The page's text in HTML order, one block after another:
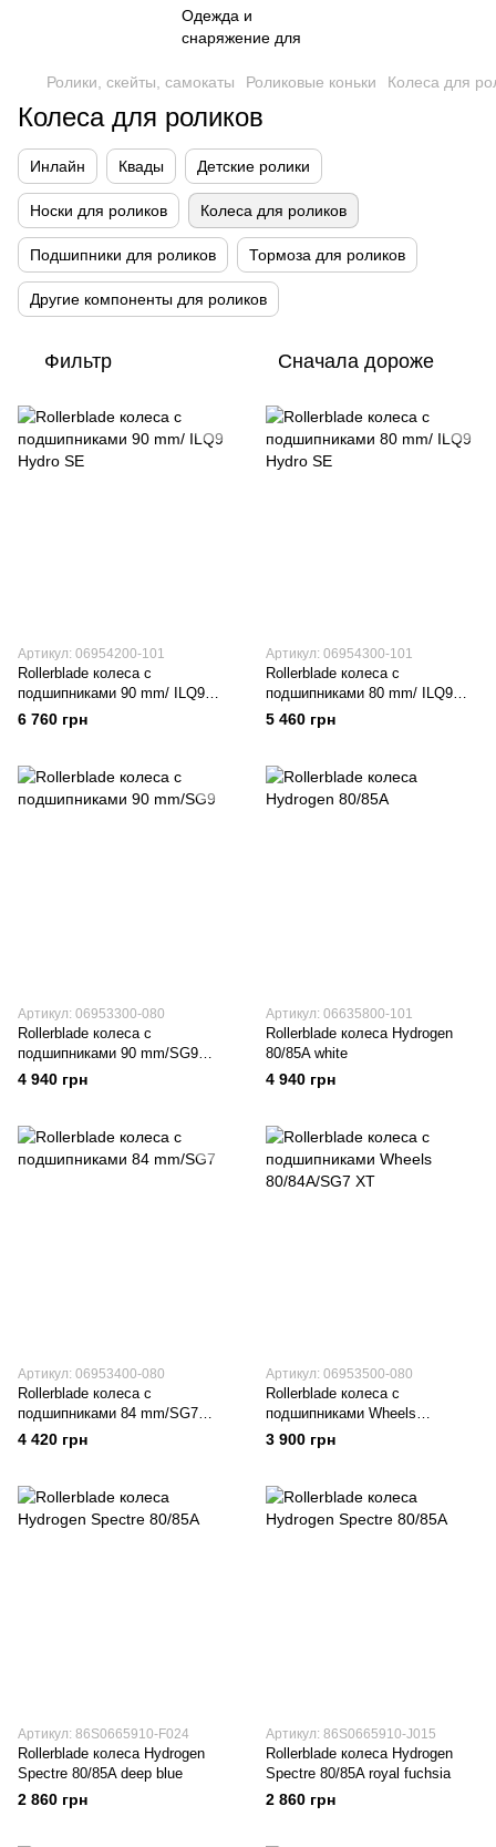
Ролики, скейты, самокаты Роликовые коньки Колеса для
Колеса для роликов
Инлайн Квады Детские ролики
Носки для роликов Колеса для роликов
Подшипники для роликов Тормоза для роликов
Другие компоненты для роликов
Фильтр Сначала дороже
Артикул: 06954200-101
Rollerblade колеса с
подшипниками 90 mm/ ILQ9
Hydro SE white
6 760 грн
Артикул: 06954300-101
Rollerblade колеса с
подшипниками 80 mm/ ILQ9
Hydro SE white
5 460 грн
Артикул: 06953300-080
Rollerblade колеса с
подшипниками 90 mm/SG9
clear
4 940 грн
Артикул: 06635800-101
Rollerblade колеса Hydrogen
80/85A white
4 940 грн
Артикул: 06953400-080
Rollerblade колеса с
подшипниками 84 mm/SG7
clear
4 420 грн
Артикул: 06953500-080
Rollerblade колеса с
подшипниками Wheels
80/84A/SG7 XT clear
3 900 грн
Артикул: 86S0665910-F024
Rollerblade колеса Hydrogen
Spectre 80/85A deep blue
2 860 грн
Артикул: 86S0665910-J015
Rollerblade колеса Hydrogen
Spectre 80/85A royal fuchsia
2 860 грн